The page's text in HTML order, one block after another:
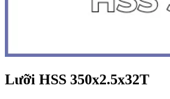
Lưỡi HSS 350x2.5x32T